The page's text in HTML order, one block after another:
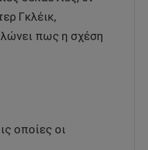
Γκλέικ,
πως η σχέση
οποίες οι